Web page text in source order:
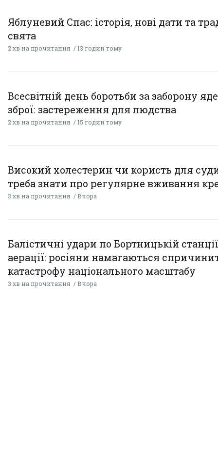
Яблуневий Спас: історія, нові дати та
свята
2 хв на прочитання 13 годин тому
Всесвітній день боротьби за заборону
зброї: застереження для людства
2 хв на прочитання 15 годин тому
Високий холестерин чи користь для
треба знати про регулярне вживання
3 хв на прочитання Вчора
Балістичні удари по Бортницькій станції
аерації: росіяни намагаються
катастрофу національного масштабу
3 хв на прочитання Вчора